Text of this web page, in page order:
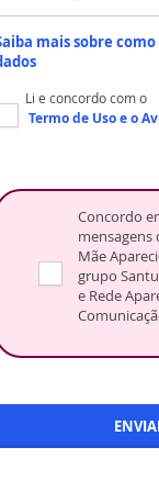
mais sobre
Li e concordo com o
Termo de Usoe o
Concordo
mensagens
Mãe
grupo
e Rede